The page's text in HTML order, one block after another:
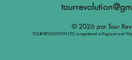
© 2026 por Tour
TOUR REVOLUTION LTD. is registered in England and